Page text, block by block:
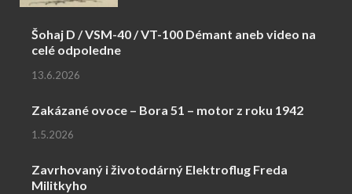
Šohaj D / VSM-40 / VT-100 Démant aneb video na
celé odpoledne
13.6.2026
Zakázané ovoce – Bora 51 – motor z roku 1942
1.5.2026
Zavrhovaný i životodárný Elektroflug Freda
Militkyho